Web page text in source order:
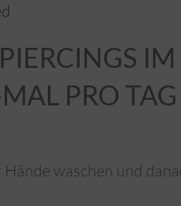
IM
PRO TAG
waschen und